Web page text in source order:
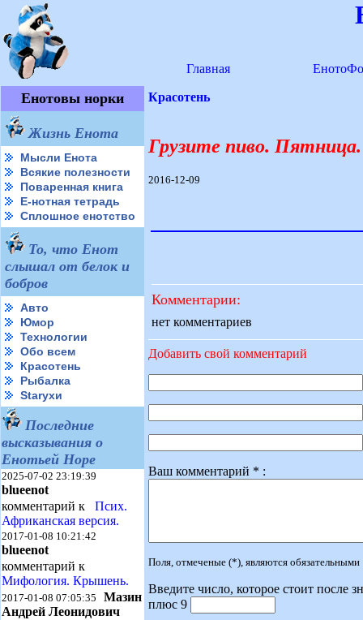
Главная
Енотовы норки
Жизнь Енота
Мысли Енота
Всякие полезности
Поваренная книга
Е-нотная тетрадь
Сплошное енотство
То, что Енот
слышал от белок и
бобров
Авто
Юмор
Технологии
Обо всем
Красотень
Рыбалка
Starухи
Последние
высказывания о
Енотьей Норе
2025-07-02 23:19:39
blueenot
комментарий к Псих.
Африканская версия.
2017-01-08 10:21:42
blueenot
комментарий к
Мифология. Крышень.
2017-01-08 07:05:35 Мазин
Андрей Леонидович
Красотень
Грузите пиво. Пятница.
2016-12-09
Комментарии:
нет комментариев
Добавить свой комментарий
Ваш комментарий * :
Поля, отмеченые (*), являются обязательными
Введите число, которое стоит после
плюс 9